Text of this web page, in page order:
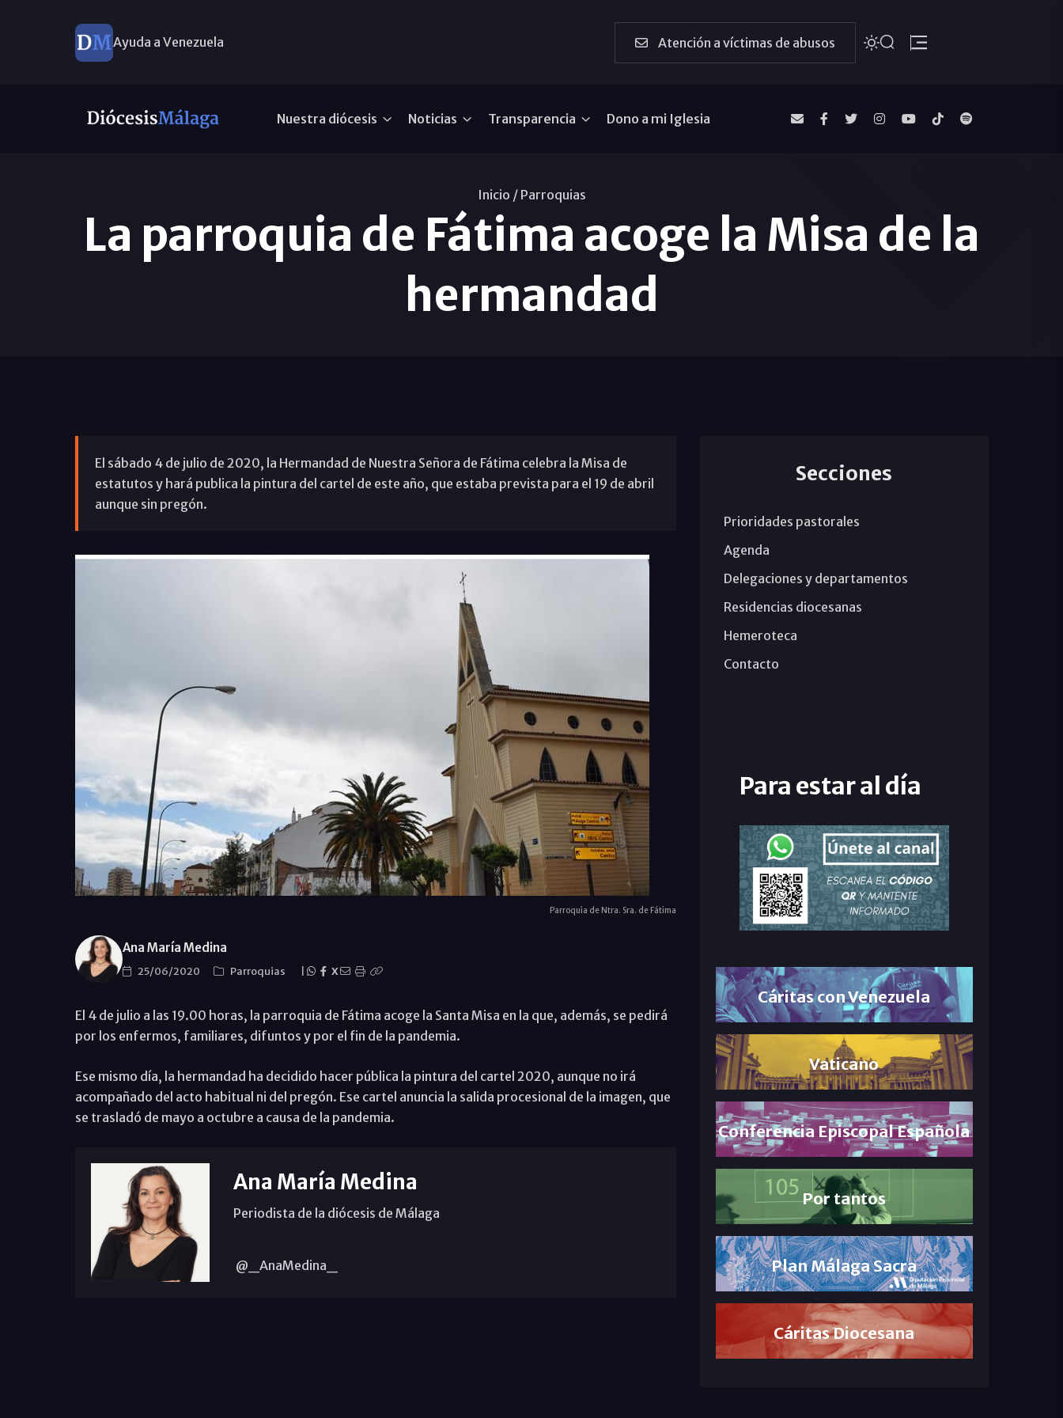
Ayuda a Venezuela Atención a víctimas de abusos
Nuestra diócesis Noticias Transparencia Dono a mi Iglesia
Inicio / Parroquias
La parroquia de Fátima acoge la Misa de la
hermandad
El sábado 4 de julio de 2020, la Hermandad de Nuestra Señora de Fátima celebra la Misa de
estatutos y hará publica la pintura del cartel de este año, que estaba prevista para el 19 de abril
aunque sin pregón.
Parroquia de Ntra. Sra. de Fátima
Ana María Medina
25/06/2020 Parroquias X
El 4 de julio a las 19.00 horas, la parroquia de Fátima acoge la Santa Misa en la que, además, se pedirá
por los enfermos, familiares, difuntos y por el fin de la pandemia.
Ese mismo día, la hermandad ha decidido hacer pública la pintura del cartel 2020, aunque no irá
acompañado del acto habitual ni del pregón. Ese cartel anuncia la salida procesional de la imagen, que
se trasladó de mayo a octubre a causa de la pandemia.
Ana María Medina
Periodista de la diócesis de Málaga
@_AnaMedina_
Secciones
Prioridades pastorales
Agenda
Delegaciones y departamentos
Residencias diocesanas
Hemeroteca
Contacto
Para estar al día
Cáritas con Venezuela
Vaticano
Conferencia Episcopal Española
Por tantos
Plan Málaga Sacra
Cáritas Diocesana